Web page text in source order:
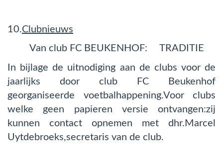
10.Clubnieuws
Van club FC BEUKENHOF: TRADITIE
In bijlage de uitnodiging aan de clubs voor de
jaarlijks door club FC Beukenhof
georganiseerde voetbalhappening.Voor clubs
welke geen papieren versie ontvangen:zij
kunnen contact opnemen met dhr.Marcel
Uytdebroeks,secretaris van de club.